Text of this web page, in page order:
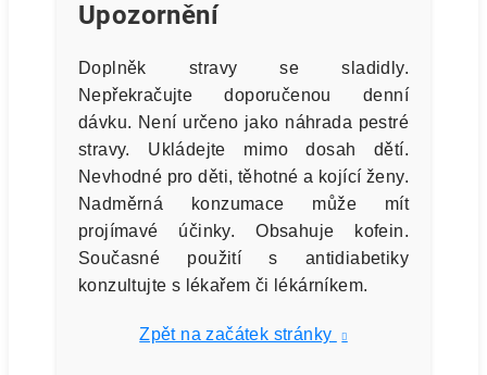
Upozornění
Doplněk stravy se sladidly.
Nepřekračujte doporučenou denní
dávku. Není určeno jako náhrada pestré
stravy. Ukládejte mimo dosah dětí.
Nevhodné pro děti, těhotné a kojící ženy.
Nadměrná konzumace může mít
projímavé účinky. Obsahuje kofein.
Současné použití s antidiabetiky
konzultujte s lékařem či lékárníkem.
Zpět na začátek stránky